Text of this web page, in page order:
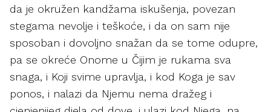
da je okružen kandžama iskušenja, povezan
stegama nevolje i teškoće, i da on sam nije
sposoban i dovoljno snažan da se tome odupre,
pa se okreće Onome u Čijim je rukama sva
snaga, i Koji svime upravlja, i kod Koga je sav
ponos, i nalazi da Njemu nema dražeg i